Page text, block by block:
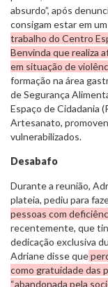
absurdo”, após
consigam estar em
trabalho do Centro
Benvinda que realiza
em situação de
formação na área
de Segurança
Espaço de Cidadania
Artesanato,
vulnerabilizados.
Desabafo
Durante a reunião,
plateia, pediu para
pessoas com
recentemente, que
dedicação exclusiva
Adriane disse que
como gratuidade das
“abandonada pela